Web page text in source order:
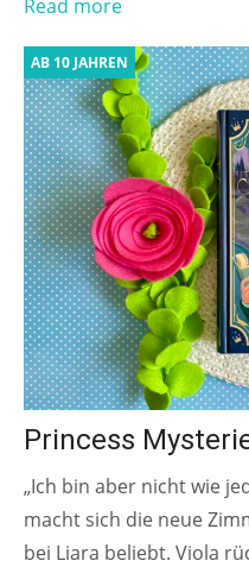
Read more
AB 10 JAHREN
Princess
„Ich bin aber nicht wie
macht sich die neue
bei Liara beliebt. Viola